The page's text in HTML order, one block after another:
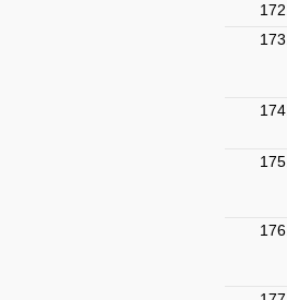
172.
173.
174.
175.
176.